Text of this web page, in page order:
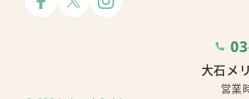
大石メ
営業